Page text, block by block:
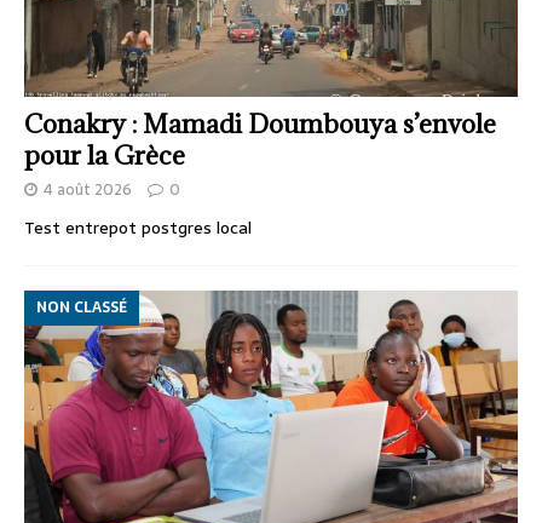
Conakry : Mamadi Doumbouya s’envole
pour la Grèce
4 août 2026 0
Test entrepot postgres local
NON CLASSÉ